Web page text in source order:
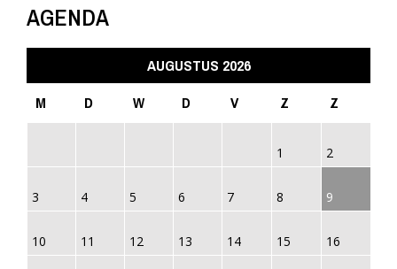
AGENDA
AUGUSTUS 2026
M
D W D V Z Z
1 2
3 4 5 6 7 8 9
10 11 12 13 14 15 16